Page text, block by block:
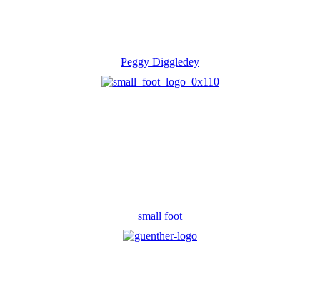
Peggy Diggledey
small foot